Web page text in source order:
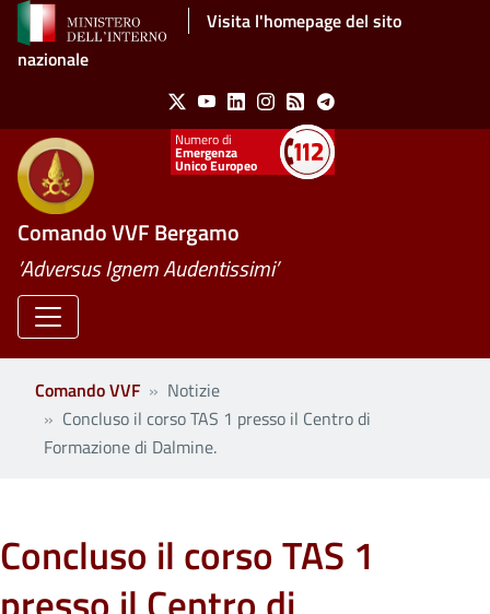
Salta al contenuto principaleVisita l'homepage del sito
nazionale
Social Menu
X YoutubeLinkedinInstagram
Feed Telegram
Emergenza
Unico Europeo
Comando VVF Bergamo
’Adversus Ignem Audentissimi’
Comando VVF
Notizie
Concluso il corso TAS 1 presso il Centro di
Formazione di Dalmine.
Concluso il corso TAS 1